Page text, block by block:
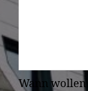
Wann